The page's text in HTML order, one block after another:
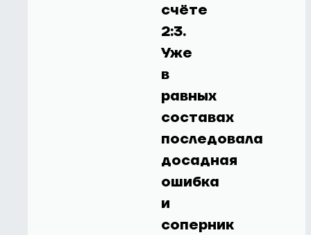
счёте
2:3.
Уже
в
равных
составах
последовала
досадная
ошибка
и
соперник